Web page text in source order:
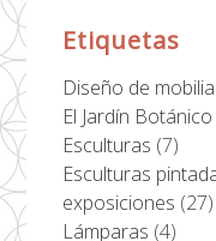
Etiquetas
Diseño de
El Jardín
Esculturas (7)
Esculturas
exposiciones (27)
Lámparas (4)